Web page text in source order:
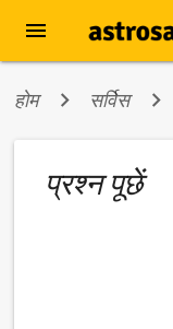
menu
होम सर्विस
प्रश्न पूछें